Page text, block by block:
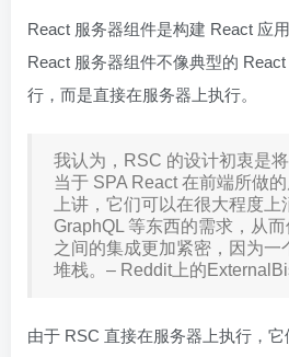
React 服务器组件是构建 React 应
React 服务器组件不像典型的
行，而是直接在服务器上执行。
我认为，RSC 的设计初衷是将
当于 SPA React 在前端所做
上讲，它们可以在很大程度
GraphQL 等东西的需求，从
之间的集成更加紧密，因为一
堆栈。– Reddit上的
由于 RSC 直接在服务器上执行，